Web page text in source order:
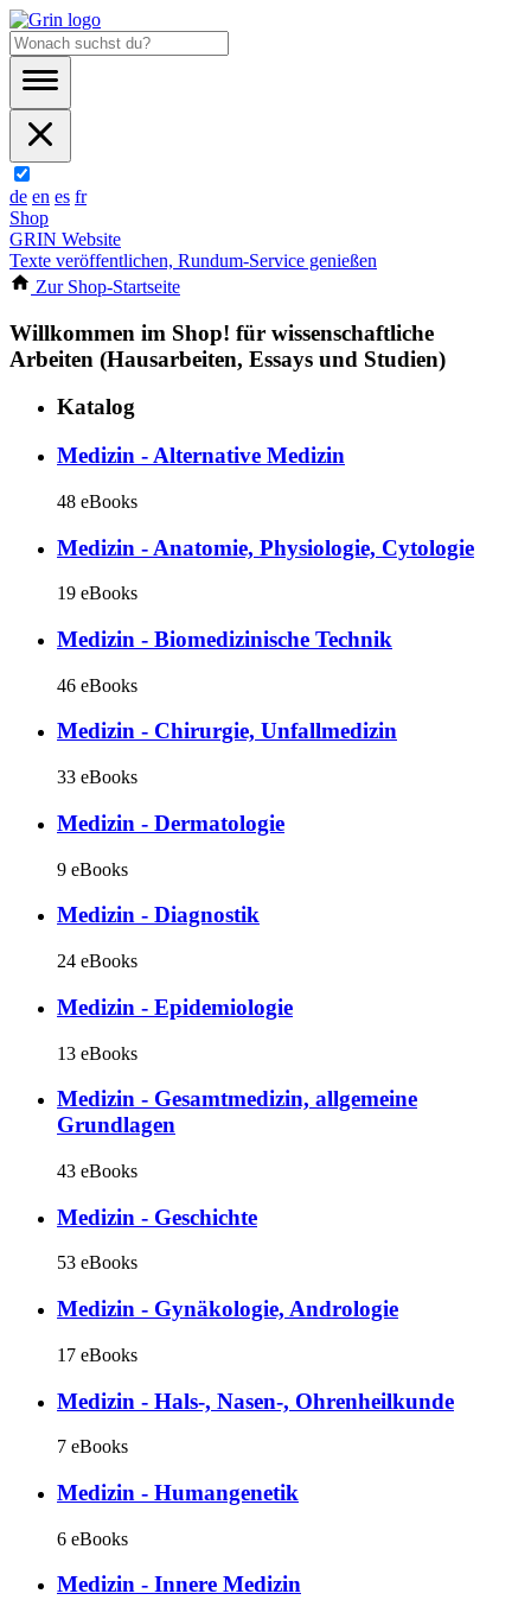
de en es fr
Shop
GRIN Website
Texte veröffentlichen, Rundum-Service genießen
Zur Shop-Startseite
Willkommen im Shop! für wissenschaftliche
Arbeiten (Hausarbeiten, Essays und Studien)
Katalog
Medizin - Alternative Medizin
48 eBooks
Medizin - Anatomie, Physiologie, Cytologie
19 eBooks
Medizin - Biomedizinische Technik
46 eBooks
Medizin - Chirurgie, Unfallmedizin
33 eBooks
Medizin - Dermatologie
9 eBooks
Medizin - Diagnostik
24 eBooks
Medizin - Epidemiologie
13 eBooks
Medizin - Gesamtmedizin, allgemeine
Grundlagen
43 eBooks
Medizin - Geschichte
53 eBooks
Medizin - Gynäkologie, Andrologie
17 eBooks
Medizin - Hals-, Nasen-, Ohrenheilkunde
7 eBooks
Medizin - Humangenetik
6 eBooks
Medizin - Innere Medizin